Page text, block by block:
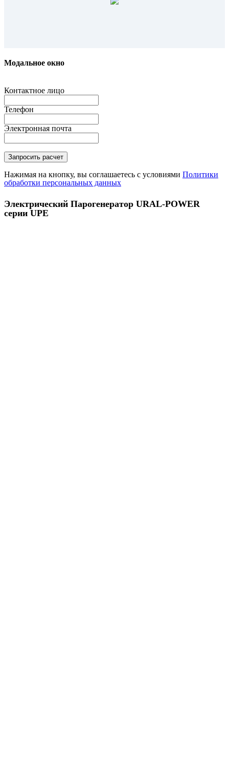
Модальное окно
Контактное лицо
Телефон
Электронная почта
Нажимая на кнопку, вы соглашаетесь с условиями Политики
обработки персональных данных
Электрический Парогенератор URAL-POWER
серии UPE